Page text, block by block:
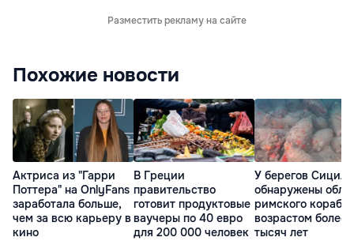
Разместить рекламу на сайте
Похожие новости
Актриса из "Гарри
Поттера" на OnlyFans
заработала больше,
чем за всю карьеру в
кино
В Греции
правительство
готовит продуктовые
ваучеры по 40 евро
для 200 000 человек
У берегов
обнаружены
римского корабля
возрастом более
тысяч лет